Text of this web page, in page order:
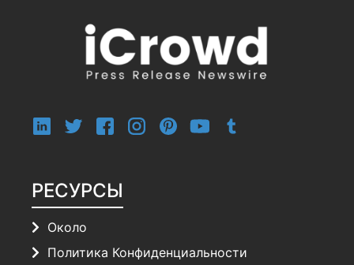
РЕСУРСЫ
Около
Политика Конфиденциальности